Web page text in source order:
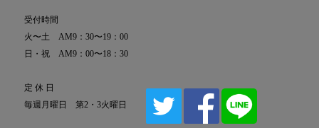
受付時間
火〜土 AM9：30〜19：00
日・祝 AM9：00〜18：30
定 休 日
毎週月曜日 第2・3火曜日